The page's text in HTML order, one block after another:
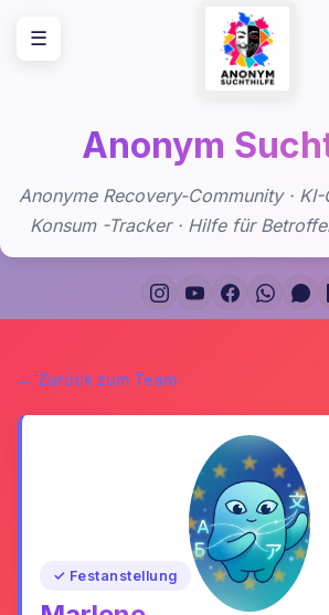
Inhalt
Anonym
Anonyme Recovery-Community · KI-
Konsum -Tracker · Hilfe für
← Zurück zum Team
✓ Festanstellung
☰